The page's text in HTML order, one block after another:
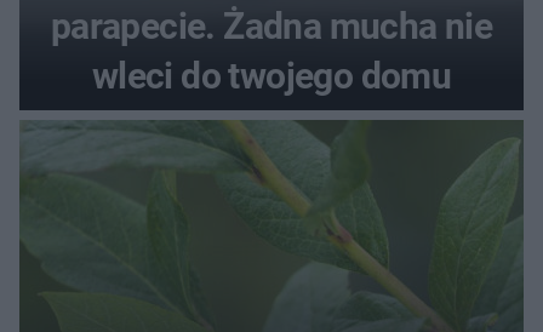
parapecie. Żadna mucha nie
wleci do twojego domu